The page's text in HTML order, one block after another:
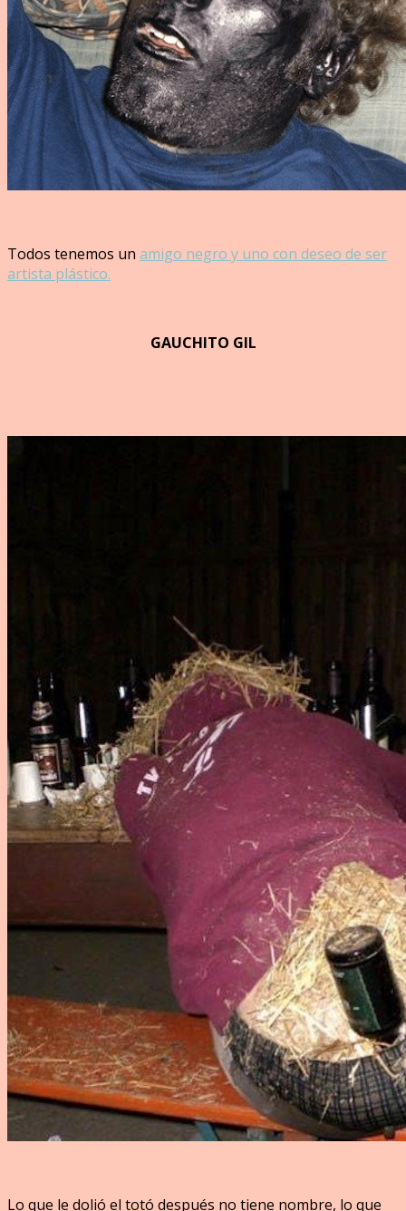
Todos tenemos un amigo negro y uno con deseo de ser
artista plástico.
GAUCHITO GIL
Lo que le dolió el totó después no tiene nombre, lo que